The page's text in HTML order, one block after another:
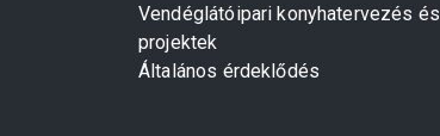
Vendéglátóipari konyhatervezés és
projektek
Általános érdeklődés